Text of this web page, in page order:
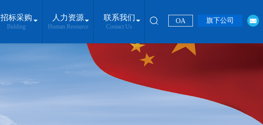
招标采购
Bidding
人力资源
Human Resource
联系我们
Contact Us
OA 旗下公司